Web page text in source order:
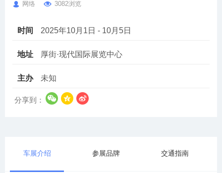
网络 3082浏览
时间 2025年10月1日 - 10月5日
地址 厚街·现代国际展览中心
主办 未知
分享到：
车展介绍 参展品牌 交通指南